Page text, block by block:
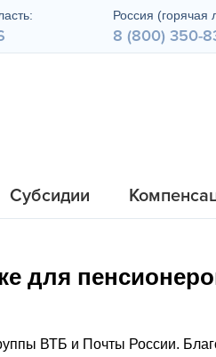
Субсидии
для
ВТБ и Почты России.
Россия (горячая
8 (800) 350-